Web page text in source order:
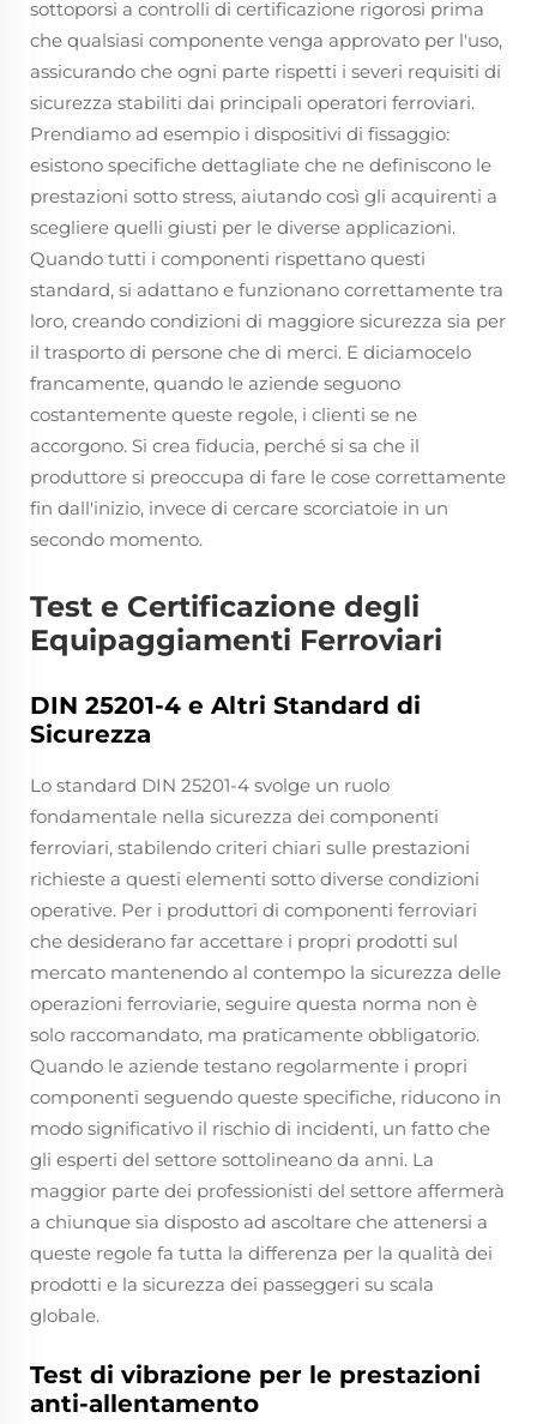
sottoporsi a controlli di certificazione rigorosi prima
che qualsiasi componente venga approvato per l'uso,
assicurando che ogni parte rispetti i severi requisiti di
sicurezza stabiliti dai principali operatori ferroviari.
Prendiamo ad esempio i dispositivi di fissaggio:
esistono specifiche dettagliate che ne definiscono le
prestazioni sotto stress, aiutando così gli acquirenti a
scegliere quelli giusti per le diverse applicazioni.
Quando tutti i componenti rispettano questi
standard, si adattano e funzionano correttamente tra
loro, creando condizioni di maggiore sicurezza sia per
il trasporto di persone che di merci. E diciamocelo
francamente, quando le aziende seguono
costantemente queste regole, i clienti se ne
accorgono. Si crea fiducia, perché si sa che il
produttore si preoccupa di fare le cose correttamente
fin dall'inizio, invece di cercare scorciatoie in un
secondo momento.
Test e Certificazione degli
Equipaggiamenti Ferroviari
DIN 25201-4 e Altri Standard di
Sicurezza
Lo standard DIN 25201-4 svolge un ruolo
fondamentale nella sicurezza dei componenti
ferroviari, stabilendo criteri chiari sulle prestazioni
richieste a questi elementi sotto diverse condizioni
operative. Per i produttori di componenti ferroviari
che desiderano far accettare i propri prodotti sul
mercato mantenendo al contempo la sicurezza delle
operazioni ferroviarie, seguire questa norma non è
solo raccomandato, ma praticamente obbligatorio.
Quando le aziende testano regolarmente i propri
componenti seguendo queste specifiche, riducono in
modo significativo il rischio di incidenti, un fatto che
gli esperti del settore sottolineano da anni. La
maggior parte dei professionisti del settore affermerà
a chiunque sia disposto ad ascoltare che attenersi a
queste regole fa tutta la differenza per la qualità dei
prodotti e la sicurezza dei passeggeri su scala
globale.
Test di vibrazione per le prestazioni
anti-allentamento